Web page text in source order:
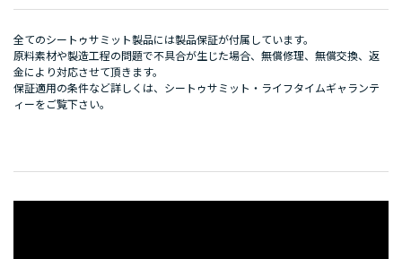
全てのシートゥサミット製品には製品保証が付属しています。
原料素材や製造工程の問題で不具合が生じた場合、無償修理、無償交換、返
金により対応させて頂きます。
保証適用の条件など詳しくは、 シートゥサミット・ライフタイムギャランテ
ィーをご覧下さい。